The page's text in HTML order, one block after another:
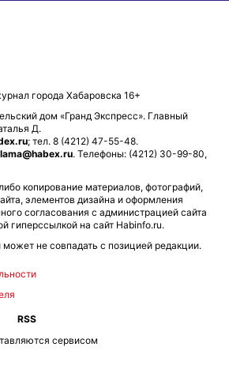
города Хабаровска 16+
дом «Гранд Экспресс». Главный
Д.
; тел. 8 (4212) 47-55-48.
. Телефоны: (4212) 30-99-80,
копирование материалов, фотографий,
элементов дизайна и оформления
согласования с администрацией сайта
гиперссылкой на сайт Habinfo.ru.
не совпадать с позицией редакции.
RSS
сервисом